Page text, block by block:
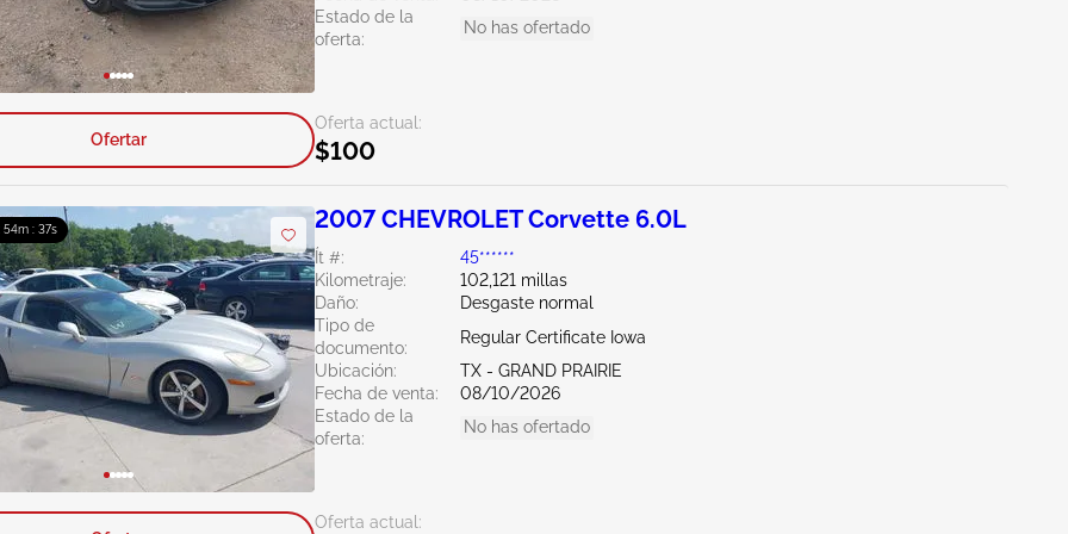
Estado de la
oferta:
No has ofertado
Oferta actual:
$100
Ofertar
54m : 36s 2007 CHEVROLET Corvette 6.0L
Ít #:
45******
Kilometraje:
102,121 millas
Daño:
Desgaste normal
Tipo de
documento:
Regular Certificate Iowa
Ubicación:
TX - GRAND PRAIRIE
Fecha de venta:
08/10/2026
Estado de la
oferta:
No has ofertado
Oferta actual: